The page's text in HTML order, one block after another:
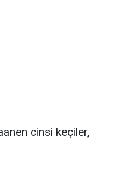
cinsi keçiler,